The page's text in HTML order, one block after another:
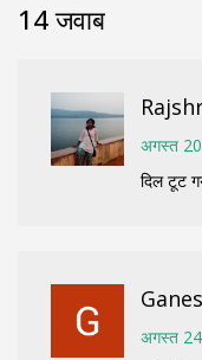
14 जवाब
अगस्त
दिल टूट
अगस्त